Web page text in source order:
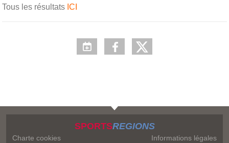
Tous les résultats ICI
SPORTSREGIONS
Charte cookies Informations légales